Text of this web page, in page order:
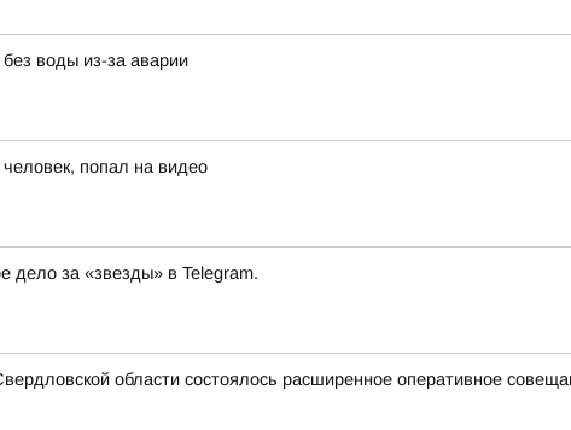
без воды из-за аварии
попал на видео
дело за «звезды» в Telegram.
области состоялось расширенное оперативное